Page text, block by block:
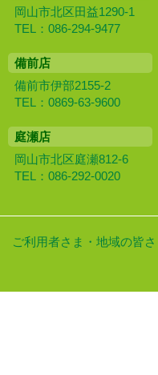
岡山市北区田益1290-1
TEL：086-294-9477
備前店
備前市伊部2155-2
TEL：0869-63-9600
庭瀬店
岡山市北区庭瀬812-6
TEL：086-292-0020
ご利用者さま・地域の皆